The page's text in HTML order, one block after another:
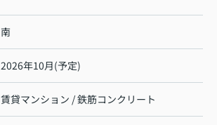
南
2026年10月(予定)
賃貸マンション / 鉄筋コンクリート